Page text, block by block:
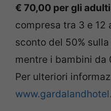
€ 70,00 per gli adulti
compresa tra 3 e 12
sconto del 50%
mentre i bambini da
Per ulteriori